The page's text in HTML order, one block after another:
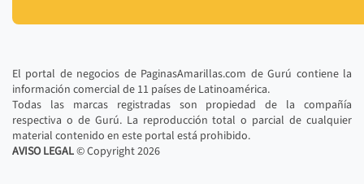
El portal de negocios de PaginasAmarillas.com de Gurú contiene la
información comercial de 11 países de Latinoamérica.
Todas las marcas registradas son propiedad de la compañía
respectiva o de Gurú. La reproducción total o parcial de cualquier
material contenido en este portal está prohibido.
AVISO LEGAL© Copyright2026